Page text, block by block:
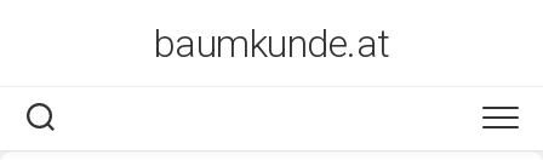
baumkunde.at